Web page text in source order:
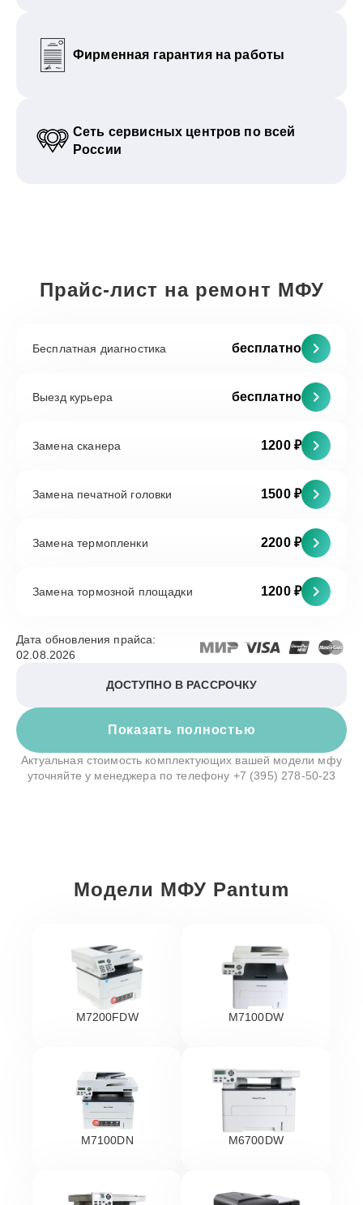
Фирменная гарантия на работы
Сеть сервисных центров по всей
России
Прайс-лист на ремонт МФУ
Бесплатная диагностика бесплатно
Выезд курьера бесплатно
Замена сканера 1200 ₽
Замена печатной головки 1500 ₽
Замена термопленки 2200 ₽
Замена тормозной площадки 1200 ₽
Показать полностью
Дата обновления прайса:
02.08.2026
ДОСТУПНО В РАССРОЧКУ
Актуальная стоимость комплектующих вашей модели мфу
уточняйте у менеджера по телефону +7 (395) 278-50-23
Модели МФУ Pantum
M7200FDW M7100DW
M7100DN M6700DW